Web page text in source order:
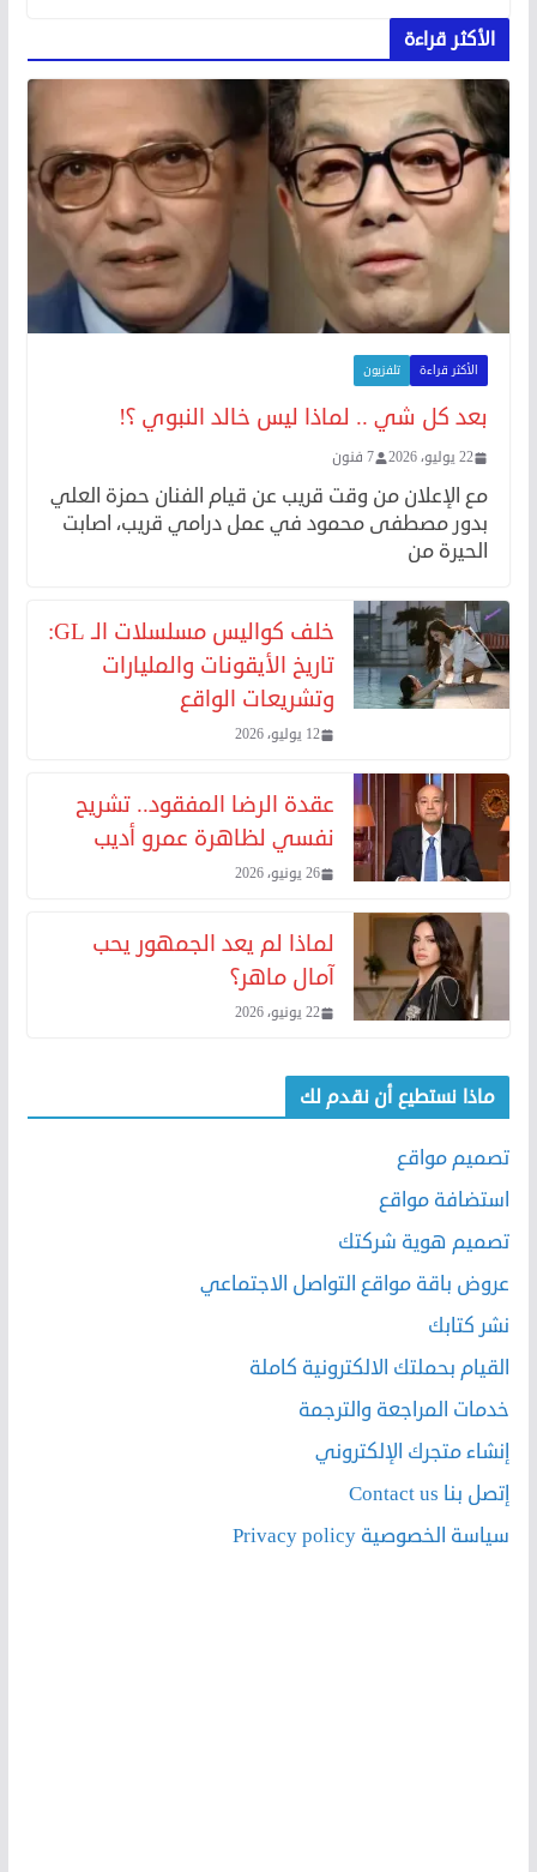
الأكثر قراءة
الأكثر قراءة تلفزيون
بعد كل شي .. لماذا ليس خالد النبوي ؟!
22 يوليو، 2026 7 فنون
مع الإعلان من وقت قريب عن قيام الفنان حمزة العلي
بدور مصطفى محمود في عمل درامي قريب، اصابت
الحيرة من
خلف كواليس مسلسلات الـ GL:
تاريخ الأيقونات والمليارات
وتشريعات الواقع
12 يوليو، 2026
عقدة الرضا المفقود.. تشريح
نفسي لظاهرة عمرو أديب
26 يونيو، 2026
لماذا لم يعد الجمهور يحب
آمال ماهر؟
22 يونيو، 2026
ماذا نستطيع أن نقدم لك
تصميم مواقع
استضافة مواقع
تصميم هوية شركتك
عروض باقة مواقع التواصل الاجتماعي
نشر كتابك
القيام بحملتك الالكترونية كاملة
خدمات المراجعة والترجمة
إنشاء متجرك الإلكتروني
إتصل بنا Contact us
سياسة الخصوصية Privacy policy